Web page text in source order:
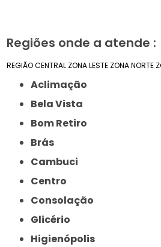
Regiões onde a atende :
REGIÃO CENTRAL ZONA LESTE ZONA NORTE
Aclimação
Bela Vista
Bom Retiro
Brás
Cambuci
Centro
Consolação
Glicério
Higienópolis